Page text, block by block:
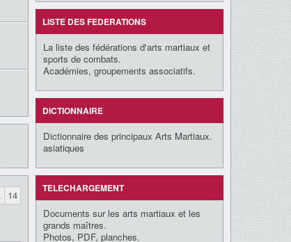
14
LISTE DES FEDERATIONS
La liste des fédérations d'arts martiaux et
sports de combats.
Académies, groupements associatifs.
DICTIONNAIRE
Dictionnaire des principaux Arts Martiaux.
asiatiques
TELECHARGEMENT
Documents sur les arts martiaux et les
grands maîtres.
Photos, PDF, planches.